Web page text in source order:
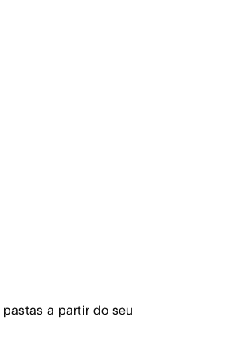
a partir do seu